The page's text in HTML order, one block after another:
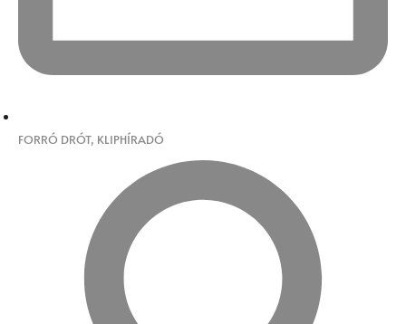
FORRÓ DRÓT, KLIPHÍRADÓ